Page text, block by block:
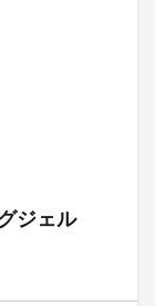
ジェル